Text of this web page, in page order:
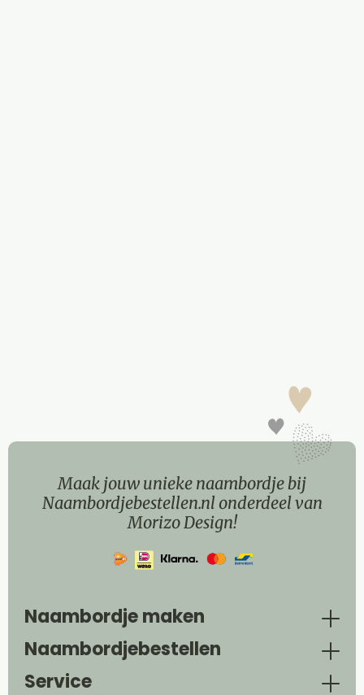
Maak jouw unieke naambordje bij
Naambordjebestellen.nl onderdeel van
Morizo Design!
Naambordje maken
Naambordjebestellen
Service